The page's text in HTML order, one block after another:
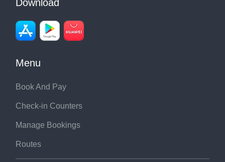
Download
Menu
Book And Pay
Check-in Counters
Manage Bookings
Routes